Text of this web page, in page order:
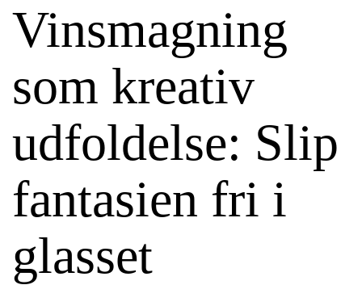
Vinsmagning
som kreativ
udfoldelse: Slip
fantasien fri i
glasset